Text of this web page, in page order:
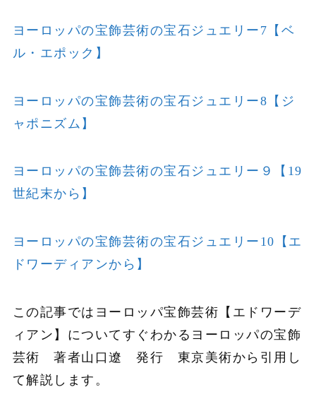
ヨーロッパの宝飾芸術の宝石ジュエリー7【ベ
ル・エポック】
ヨーロッパの宝飾芸術の宝石ジュエリー8【ジ
ャポニズム】
ヨーロッパの宝飾芸術の宝石ジュエリー９【19
世紀末から】
ヨーロッパの宝飾芸術の宝石ジュエリー10【エ
ドワーディアンから】
この記事ではヨーロッパ宝飾芸術【エドワーデ
ィアン】についてすぐわかるヨーロッパの宝飾
芸術 著者山口遼 発行 東京美術から引用し
て解説します。